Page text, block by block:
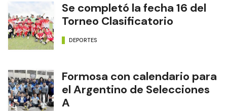
Se completó la fecha 16 del
Torneo Clasificatorio
DEPORTES
Formosa con calendario para
el Argentino de Selecciones
A